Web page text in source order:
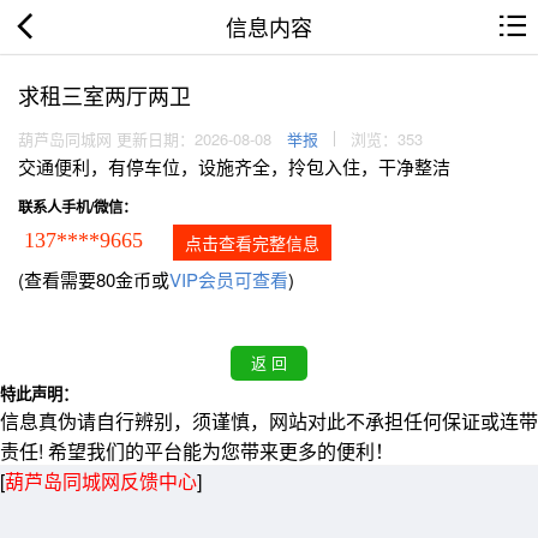
信息内容
求租三室两厅两卫
葫芦岛同城网 更新日期：2026-08-08 举报 浏览：353
交通便利，有停车位，设施齐全，拎包入住，干净整洁
联系人手机/微信：
137****9665 点击查看完整信息
(查看需要80金币或VIP会员可查看)
特此声明：
信息真伪请自行辨别，须谨慎，网站对此不承担任何保证或连带
责任! 希望我们的平台能为您带来更多的便利！
[葫芦岛同城网反馈中心]